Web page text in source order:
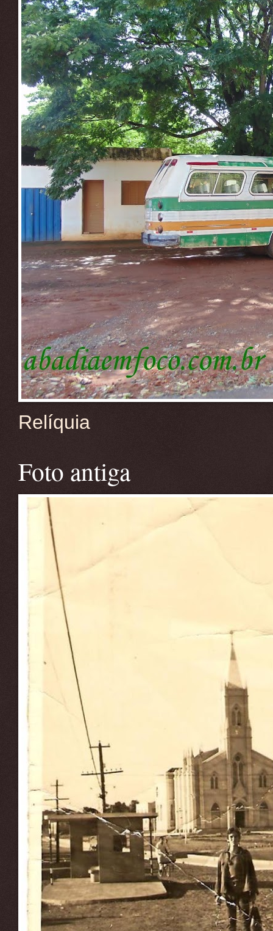
Relíquia
Foto antiga